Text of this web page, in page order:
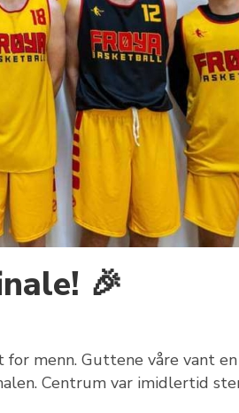
🎉
menn. Guttene våre vant
Centrum var imidlertid